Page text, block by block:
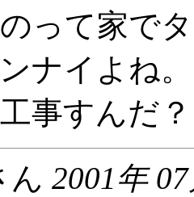
って家で
ナイよね。
事すんだ？
ん 2001年